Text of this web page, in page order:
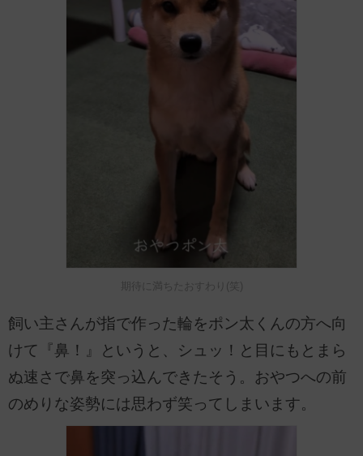
期待に満ちたおすわり(笑)
飼い主さんが指で作った輪をポン太くんの方へ向
けて『鼻！』というと、シュッ！と目にもとまら
ぬ速さで鼻を突っ込んできたそう。おやつへの前
のめりな姿勢には思わず笑ってしまいます。